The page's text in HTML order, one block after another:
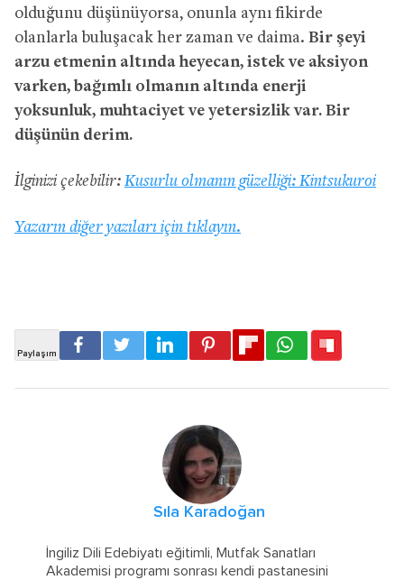
olduğunu düşünüyorsa, onunla aynı fikirde
olanlarla buluşacak her zaman ve daima. Bir şeyi
arzu etmenin altında heyecan, istek ve aksiyon
varken, bağımlı olmanın altında enerji
yoksunluk, muhtaciyet ve yetersizlik var. Bir
düşünün derim.
İlginizi çekebilir: Kusurlu olmanın güzelliği: Kintsukuroi
Yazarın diğer yazıları için tıklayın.
Sıla Karadoğan
İngiliz Dili Edebiyatı eğitimli, Mutfak Sanatları
Akademisi programı sonrası kendi pastanesini